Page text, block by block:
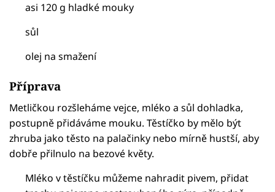
asi 120 g hladké mouky
sůl
olej na smažení
Příprava
Metličkou rozšleháme vejce, mléko a sůl dohladka,
postupně přidáváme mouku. Těstíčko by mělo být
zhruba jako těsto na palačinky nebo mírně hustší, aby
dobře přilnulo na bezové květy.
Mléko v těstíčku můžeme nahradit pivem, přidat